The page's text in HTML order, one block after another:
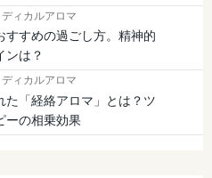
ィカルアロマ
すすめの過ごし方。精神的
ンは？
ィカルアロマ
た「経絡アロマ」とは？ツ
ーの相乗効果